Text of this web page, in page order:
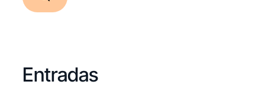
Entradas